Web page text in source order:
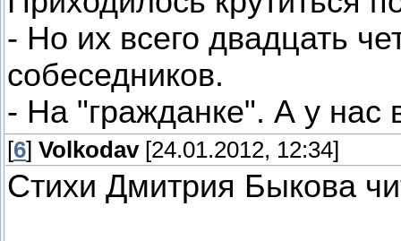
- Но их всего двадцать
собеседников.
- На "гражданке". А у нас
[6] Volkodav[24.01.2012, 12:34]
Стихи Дмитрия Быкова